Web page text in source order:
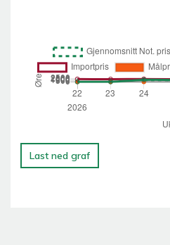
Last ned graf